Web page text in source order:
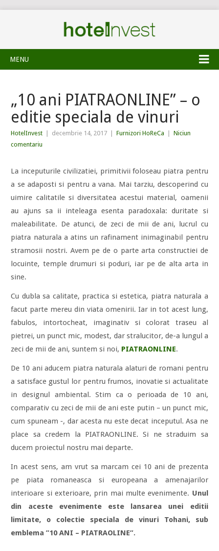
MENU
„10 ani PIATRAONLINE” – o
editie speciala de vinuri
HotelInvest decembrie 14, 2017 Furnizori HoReCa
Niciun
comentariu
La inceputurile civilizatiei, primitivii foloseau piatra pentru
a se adaposti si pentru a vana. Mai tarziu, descoperind cu
uimire calitatile si diversitatea acestui material, oamenii
au ajuns sa ii inteleaga esenta paradoxala: duritate si
maleabilitate. De atunci, de zeci de mii de ani, lucrul cu
piatra naturala a atins un rafinament inimaginabil pentru
stramosii nostri. Avem pe de o parte arta constructiei de
locuinte, temple drumuri si poduri, iar pe de alta arta in
sine.
Cu dubla sa calitate, practica si estetica, piatra naturala a
facut parte mereu din viata omenirii. Iar in tot acest lung,
fabulos, intortocheat, imaginativ si colorat traseu al
pietrei, un punct mic, modest, dar stralucitor, de-a lungul a
zeci de mii de ani, suntem si noi, PIATRAONLINE.
De 10 ani aducem piatra naturala alaturi de romani pentru
a satisface gustul lor pentru frumos, inovatie si actualitate
in designul ambiental. Stim ca o perioada de 10 ani,
comparativ cu zeci de mii de ani este putin – un punct mic,
cum spuneam -, dar acesta nu este decat inceputul. Asa ne
place sa credem la PIATRAONLINE. Si ne straduim sa
ducem proiectul nostru mai departe.
In acest sens, am vrut sa marcam cei 10 ani de prezenta
pe piata romaneasca si europeana a amenajarilor
interioare si exterioare, prin mai multe evenimente. Unul
din aceste evenimente este lansarea unei editii
limitate, o colectie speciala de vinuri Tohani, sub
emblema ”10 ANI – PIATRAOLINE”.